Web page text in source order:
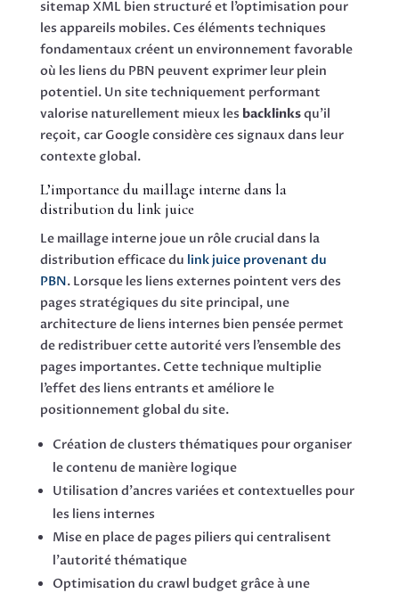
sitemap XML bien structuré et l’optimisation pour
les appareils mobiles. Ces éléments techniques
fondamentaux créent un environnement favorable
où les liens du PBN peuvent exprimer leur plein
potentiel. Un site techniquement performant
valorise naturellement mieux les backlinksqu’il
reçoit, car Google considère ces signaux dans leur
contexte global.
L’importance du maillage interne dans la
distribution du link juice
Le maillage interne joue un rôle crucial dans la
distribution efficace du link juice provenant du
PBN. Lorsque les liens externes pointent vers des
pages stratégiques du site principal, une
architecture de liens internes bien pensée permet
de redistribuer cette autorité vers l’ensemble des
pages importantes. Cette technique multiplie
l’effet des liens entrants et améliore le
positionnement global du site.
Création de clusters thématiques pour organiser
le contenu de manière logique
Utilisation d’ancres variées et contextuelles pour
les liens internes
Mise en place de pages piliers qui centralisent
l’autorité thématique
Optimisation du crawl budget grâce à une